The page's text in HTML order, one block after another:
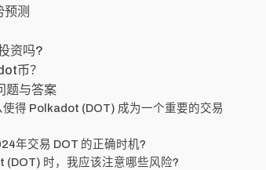
预测
资吗?
币？
题与答案
得 Polkadot (DOT) 成为一个重要的交易
年交易 DOT 的正确时机?
(DOT) 时，我应该注意哪些风险?